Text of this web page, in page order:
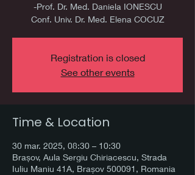
-Prof. Dr. Med. Daniela IONESCU
Conf. Univ. Dr. Med. Elena COCUZ
Registration is closed
See other events
Time & Location
30 mar. 2025, 08:30 – 10:30
Brașov, Aula Sergiu Chiriacescu, Strada
Iuliu Maniu 41A, Brașov 500091, Romania